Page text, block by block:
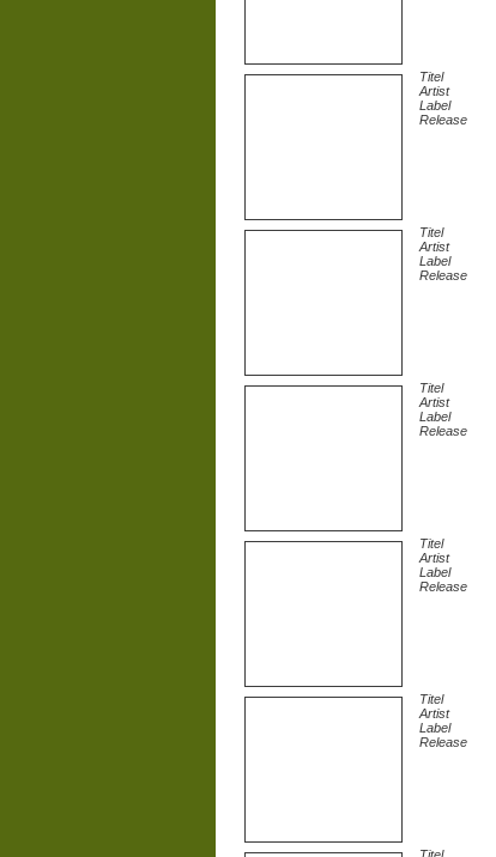
Titel
Artist
Label
Release
Titel
Artist
Label
Release
Titel
Artist
Label
Release
Titel
Artist
Label
Release
Titel
Artist
Label
Release